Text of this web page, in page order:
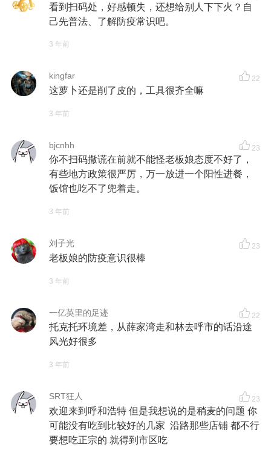
看到扫码处，好感顿失，还想给别人下下火？自
己先普法、了解防疫常识吧。
3 年前
kingfar 22
这萝卜还是削了皮的，工具很齐全嘛
3 年前
bjcnhh 23
你不扫码撒谎在前就不能怪老板娘态度不好了，
有些地方政策很严厉，万一放进一个阳性进餐，
饭馆也吃不了兜着走。
3 年前
刘子光 23
老板娘的防疫意识很棒
3 年前
一亿英里的足迹 22
托克托环境差，从薛家湾走和林去呼市的话沿途
风光好很多
3 年前
SRT狂人 23
欢迎来到呼和浩特 但是我想说的是稍麦的问题 你
可能没有吃到比较好的几家 沿路那些店铺 都不行
要想吃正宗的 就得到市区吃